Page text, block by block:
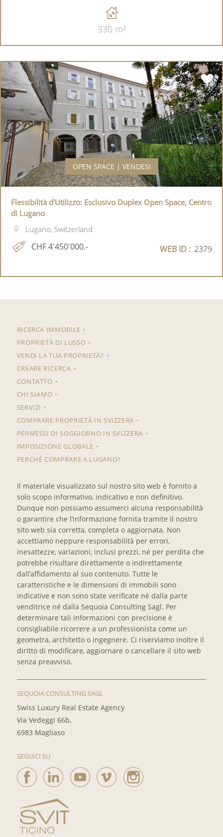
330 m²
OPEN SPACE | VENDESI
Flessibilità d'Utilizzo: Esclusivo Duplex Open Space, Centro
di Lugano
Lugano, Switzerland
CHF 4'450'000.- WEB ID : 2379
RICERCA IMMOBILE
PROPRIETÀ DI LUSSO
VENDI LA TUA PROPRIETÀ?
CREARE RICERCA
CONTATTO
CHI SIAMO
SERVIZI
COMPRARE PROPRIETÀ IN SVIZZERA
PERMESSI DI SOGGIORNO IN SVIZZERA
IMPOSIZIONE GLOBALE
PERCHÉ COMPRARE A LUGANO?
Il materiale visualizzato sul nostro sito web è fornito a
solo scopo informativo, indicativo e non definitivo.
Dunque non possiamo assumerci alcuna responsabilità
o garantire che l’informazione fornita tramite il nostro
sito web sia corretta, completa o aggiornata. Non
accettiamo neppure responsabilità per errori,
inesattezze, variazioni, inclusi prezzi, né per perdita che
potrebbe risultare direttamente o indirettamente
dall’affidamento al suo contenuto. Tutte le
caratteristiche e le dimensioni di immobili sono
indicative e non sono state verificate né dalla parte
venditrice né dalla Sequoia Consulting Sagl. Per
determinare tali informazioni con precisione è
consigliabile ricorrere a un professionista come un
geometra, architetto o ingegnere. Ci riserviamo inoltre il
diritto di modificare, aggiornare o cancellare il sito web
senza preavviso.
SEQUOIA CONSULTING SAGL
Swiss Luxury Real Estate Agency
Via Vedeggi 66b,
6983 Magliaso
SEGUICI SU